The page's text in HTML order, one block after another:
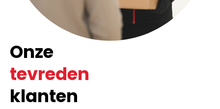
Onze
tevreden
klanten